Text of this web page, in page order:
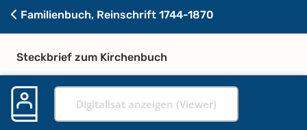
Familienbuch, Reinschrift 1744-1870
Steckbrief zum Kirchenbuch
Digitalisat anzeigen (Viewer)